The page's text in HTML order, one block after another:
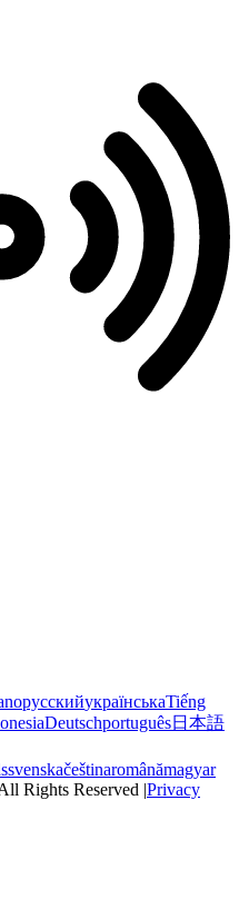
русскийукраїнськаTiếng
Deutschportuguês日本語
svenskačeštinaromânămagyar
Rights Reserved |Privacy